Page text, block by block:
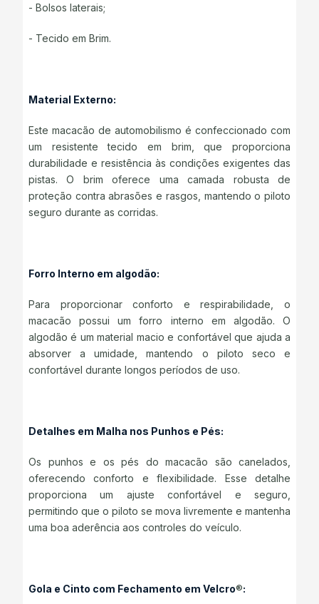
- Bolsos laterais;
- Tecido em Brim.
Material Externo:
Este macacão de automobilismo é confeccionado com
um resistente tecido em brim, que proporciona
durabilidade e resistência às condições exigentes das
pistas. O brim oferece uma camada robusta de
proteção contra abrasões e rasgos, mantendo o piloto
seguro durante as corridas.
Forro Interno em algodão:
Para proporcionar conforto e respirabilidade, o
macacão possui um forro interno em algodão. O
algodão é um material macio e confortável que ajuda a
absorver a umidade, mantendo o piloto seco e
confortável durante longos períodos de uso.
Detalhes em Malha nos Punhos e Pés:
Os punhos e os pés do macacão são canelados,
oferecendo conforto e flexibilidade. Esse detalhe
proporciona um ajuste confortável e seguro,
permitindo que o piloto se mova livremente e mantenha
uma boa aderência aos controles do veículo.
Gola e Cinto com Fechamento em Velcro®: